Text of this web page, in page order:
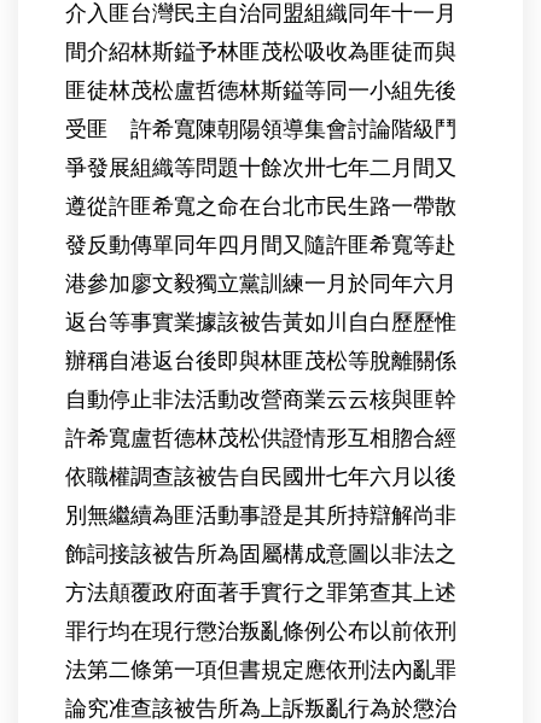
介入匪台灣民主自治同盟組織同年十一月
間介紹林斯鎰予林匪茂松吸收為匪徒而與
匪徒林茂松盧哲德林斯鎰等同一小組先後
受匪 許希寬陳朝陽領導集會討論階級鬥
爭發展組織等問題十餘次卅七年二月間又
遵從許匪希寬之命在台北市民生路一帶散
發反動傳單同年四月間又隨許匪希寬等赴
港參加廖文毅獨立黨訓練一月於同年六月
返台等事實業據該被告黃如川自白歷歷惟
辦稱自港返台後即與林匪茂松等脫離關係
自動停止非法活動改營商業云云核與匪幹
許希寬盧哲德林茂松供證情形互相脗合經
依職權調查該被告自民國卅七年六月以後
別無繼續為匪活動事證是其所持辯解尚非
飾詞接該被告所為固屬構成意圖以非法之
方法顛覆政府面著手實行之罪第查其上述
罪行均在現行懲治叛亂條例公布以前依刑
法第二條第一項但書規定應依刑法內亂罪
論究准查該被告所為上訴叛亂行為於懲治